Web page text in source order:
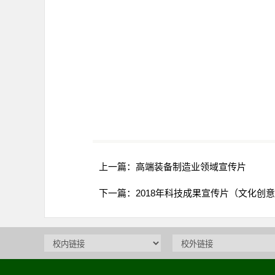
上一篇： 高端装备制造业领域宣传片
下一篇： 2018年科技成果宣传片（文化创意